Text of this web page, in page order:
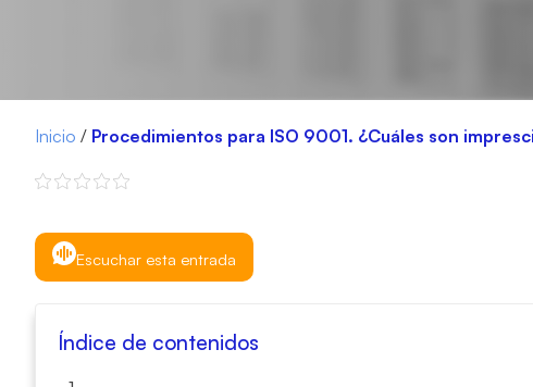
Inicio / Procedimientos para ISO 9001. ¿Cuáles son
Escuchar esta entrada
Índice de contenidos